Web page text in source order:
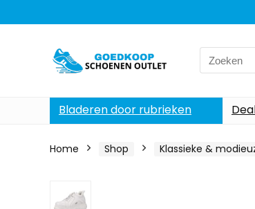
Search
for:
Bladeren door rubrieken
Home Shop Klassieke &